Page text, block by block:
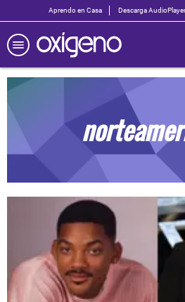
Aprendo en Casa Descarga AudioPlayer